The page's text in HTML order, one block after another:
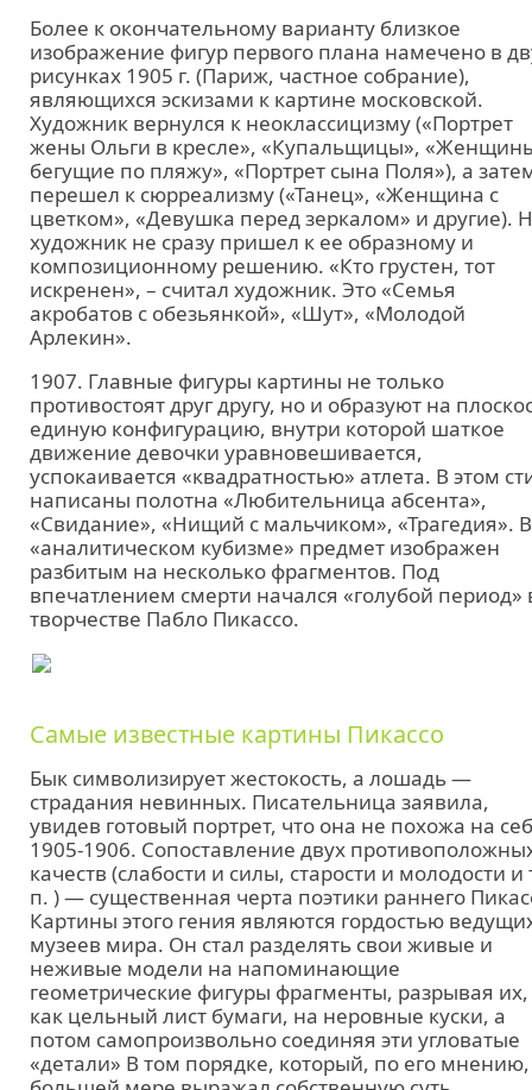
Более к окончательному варианту близкое
изображение фигур первого плана намечено в
рисунках 1905 г. (Париж, частное собрание),
являющихся эскизами к картине московской.
Художник вернулся к неоклассицизму («Портрет
жены Ольги в кресле», «Купальщицы»,
бегущие по пляжу», «Портрет сына Поля»), а
перешел к сюрреализму («Танец», «Женщина с
цветком», «Девушка перед зеркалом» и другие).
художник не сразу пришел к ее образному и
композиционному решению. «Кто грустен, тот
искренен», – считал художник. Это «Семья
акробатов с обезьянкой», «Шут», «Молодой
Арлекин».
1907. Главные фигуры картины не только
противостоят друг другу, но и образуют на
единую конфигурацию, внутри которой шаткое
движение девочки уравновешивается,
успокаивается «квадратностью» атлета. В этом
написаны полотна «Любительница абсента»,
«Свидание», «Нищий с мальчиком», «Трагедия». В
«аналитическом кубизме» предмет изображен
разбитым на несколько фрагментов. Под
впечатлением смерти начался «голубой период»
творчестве Пабло Пикассо.
Самые известные картины Пикассо
Бык символизирует жестокость, а лошадь —
страдания невинных. Писательница заявила,
увидев готовый портрет, что она не похожа на
1905-1906. Сопоставление двух
качеств (слабости и силы, старости и молодости и
п. ) — существенная черта поэтики раннего
Картины этого гения являются гордостью
музеев мира. Он стал разделять свои живые и
неживые модели на напоминающие
геометрические фигуры фрагменты, разрывая их,
как цельный лист бумаги, на неровные куски, а
потом самопроизвольно соединяя эти угловатые
«детали» В том порядке, который, по его